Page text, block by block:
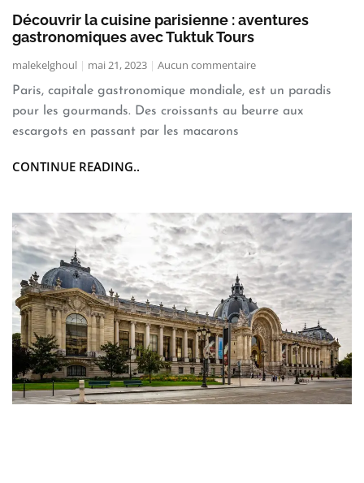
Découvrir la cuisine parisienne : aventures
gastronomiques avec Tuktuk Tours
malekelghoul mai 21, 2023 Aucun commentaire
Paris, capitale gastronomique mondiale, est un paradis
pour les gourmands. Des croissants au beurre aux
escargots en passant par les macarons
CONTINUE READING..